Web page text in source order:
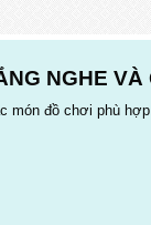
NGHE VÀ
món đồ chơi phù